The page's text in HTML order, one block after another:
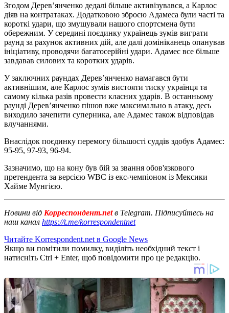
Згодом Дерев’янченко дедалі більше активізувався, а Карлос
діяв на контратаках. Додатковою зброєю Адамеса були часті та
короткі удари, що змушували нашого спортсмена бути
обережним. У середині поєдинку українець зумів виграти
раунд за рахунок активних дій, але далі домініканець опанував
ініціативу, проводячи багатосерійні удари. Адамес все більше
завдавав силових та коротких ударів.
У заключних раундах Дерев’янченко намагався бути
активнішим, але Карлос зумів вистояти тиску українця та
самому кілька разів провести класних ударів. В останньому
раунді Дерев’янченко пішов вже максимально в атаку, десь
виходило зачепити суперника, але Адамес також відповідав
влучаннями.
Внаслідок поєдинку перемогу більшості суддів здобув Адамес:
95-95, 97-93, 96-94.
Зазначимо, що на кону був бій за звання обов'язкового
претендента за версією WBC із екс-чемпіоном із Мексики
Хайме Мунгією.
Новини від Корреспондент.netв Telegram. Підписуйтесь на
наш канал https://t.me/korrespondentnet
Читайте Korrespondent.net в Google News
Якщо ви помітили помилку, виділіть необхідний текст і
натисніть Ctrl + Enter, щоб повідомити про це редакцію.